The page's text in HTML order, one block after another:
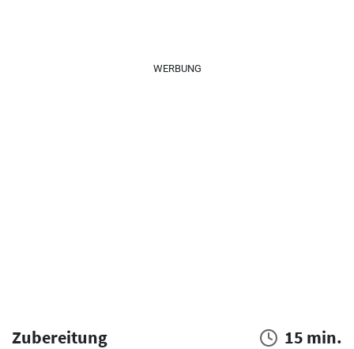
WERBUNG
Zubereitung 15 min.